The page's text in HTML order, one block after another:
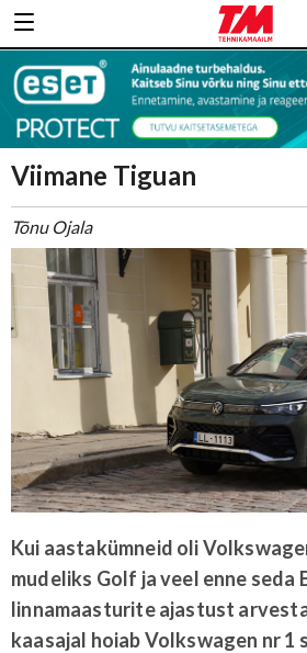
Viimane Tiguan
Tõnu Ojala
Kui aastakümneid oli
mudeliks Golf ja veel enne seda
linnamaasturite ajastust
kaasajal hoiab Volkswagen nr